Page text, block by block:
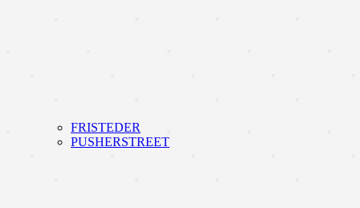
FRISTEDER
PUSHERSTREET